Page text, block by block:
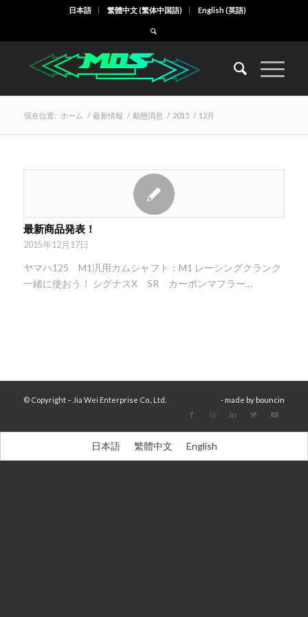
日本語 繁體中文(繁体中国語) English(英語)
現在位置: ホーム / 最新情報 / 動態消息 / 2015 / 12月
最新商品発表！
2015年12月17日
ヤマハ125 M1汎用カムシャフト：M1 レーシングクランク
一緒に使おう！ シグナスX SR カーボンマフラー…
© Copyright – Jia Wei Enterprise Co., Ltd. - made by bouncin
日本語 繁體中文 English